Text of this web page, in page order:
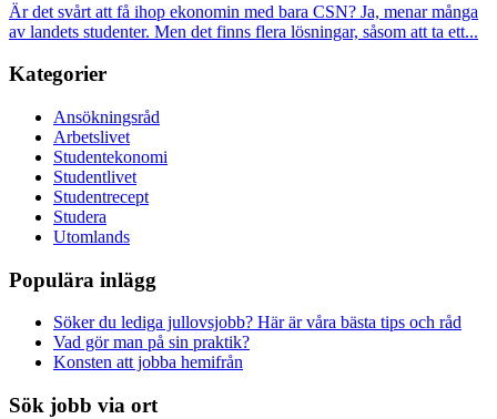
Är det svårt att få ihop ekonomin med bara CSN? Ja, menar många
av landets studenter. Men det finns flera lösningar, såsom att ta ett...
Kategorier
Ansökningsråd
Arbetslivet
Studentekonomi
Studentlivet
Studentrecept
Studera
Utomlands
Populära inlägg
Söker du lediga jullovsjobb? Här är våra bästa tips och råd
Vad gör man på sin praktik?
Konsten att jobba hemifrån
Sök jobb via ort